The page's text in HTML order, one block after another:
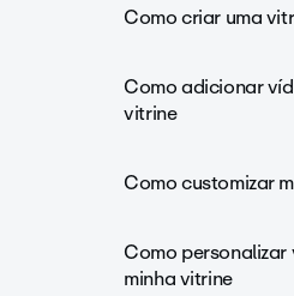
Como criar uma
Como adicionar
vitrine
Como customizar
Como personalizar
minha vitrine